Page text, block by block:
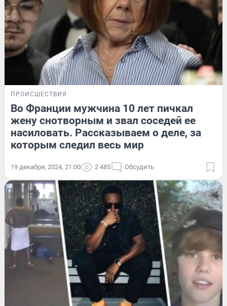
ПРОИСШЕСТВИЯ
Во Франции мужчина 10 лет пичкал
жену снотворным и звал соседей ее
насиловать. Рассказываем о деле, за
которым следил весь мир
19 декабря, 2024, 21:00 2 485 Обсудить